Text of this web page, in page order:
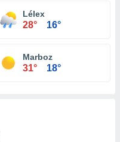
Lélex
28° 16°
Marboz
31° 18°